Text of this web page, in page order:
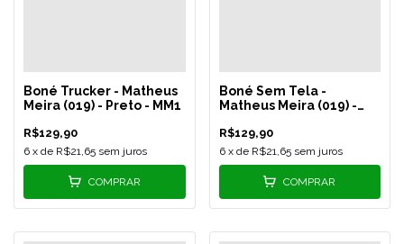
Boné Trucker - Matheus
Meira (019) - Preto - MM1
R$129,90
6 x de R$21,65 sem juros
COMPRAR
Boné Sem Tela -
Matheus Meira (019) -
R$129,90
6 x de R$21,65 sem juros
COMPRAR